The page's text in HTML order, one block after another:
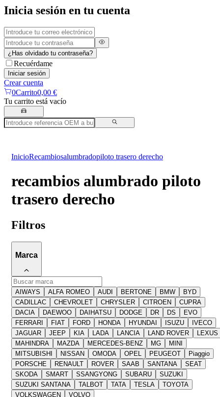
Inicia sesión en tu cuenta
¿Has olvidado tu contraseña?
Recuérdame
Iniciar sesión
Crear cuenta
0Carrito0,00 €
Tu carrito está vacío
InicioRecambiosalumbradopiloto trasero derecho
recambios alumbrado piloto
trasero derecho
Filtros
Marca
AIWAYS ALFA ROMEO AUDI BERTONE BMW
BYD
CADILLAC
CHEVROLET CHRYSLER CITROEN
CUPRA
DACIA
DAEWOO DAIHATSU DODGE DR DS
EVO
FERRARI
FIAT FORD HONDA HYUNDAI ISUZU
IVECO
JAGUAR
JEEP KIA LADA LANCIA LAND ROVER
LEXUS
MAHINDRA
MAZDA MERCEDES-BENZ MG
MINI
MITSUBISHI
NISSAN OMODA OPEL PEUGEOT
Piaggio
PORSCHE
RENAULT ROVER SAAB SANTANA
SEAT
SKODA
SMART SSANGYONG SUBARU
SUZUKI
SUZUKI SANTANA
TALBOT TATA TESLA
TOYOTA
VOLKSWAGEN
VOLVO